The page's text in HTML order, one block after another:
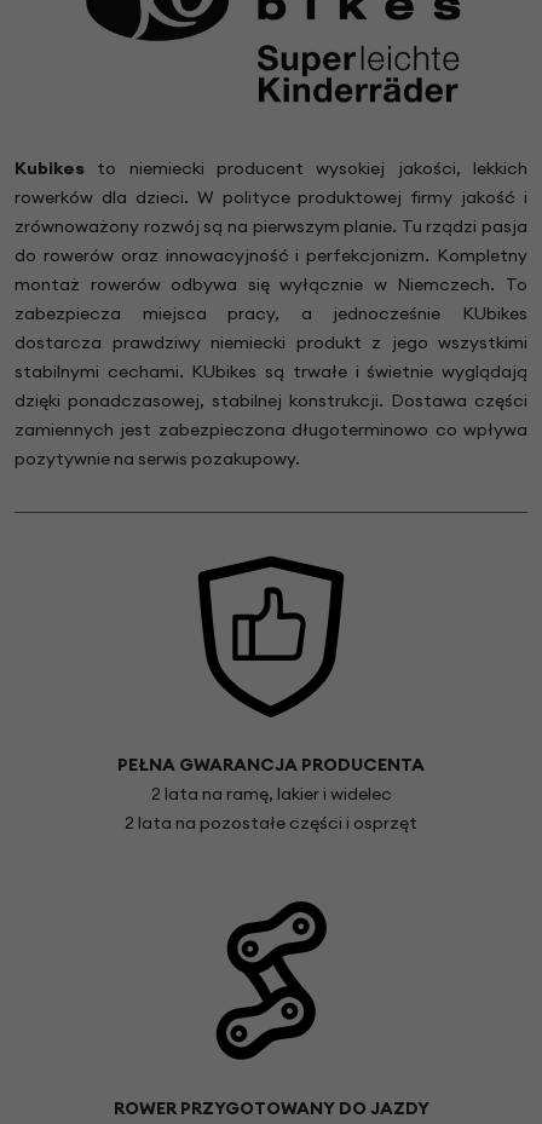
Kubikes to niemiecki producent wysokiej jakości, lekkich
rowerków dla dzieci. W polityce produktowej firmy jakość i
zrównoważony rozwój są na pierwszym planie. Tu rządzi pasja
do rowerów oraz innowacyjność i perfekcjonizm. Kompletny
montaż rowerów odbywa się wyłącznie w Niemczech. To
zabezpiecza miejsca pracy, a jednocześnie KUbikes
dostarcza prawdziwy niemiecki produkt z jego wszystkimi
stabilnymi cechami. KUbikes są trwałe i świetnie wyglądają
dzięki ponadczasowej, stabilnej konstrukcji. Dostawa części
zamiennych jest zabezpieczona długoterminowo co wpływa
pozytywnie na serwis pozakupowy.
PEŁNA GWARANCJA PRODUCENTA
2 lata na ramę, lakier i widelec
2 lata na pozostałe części i osprzęt
ROWER PRZYGOTOWANY DO JAZDY